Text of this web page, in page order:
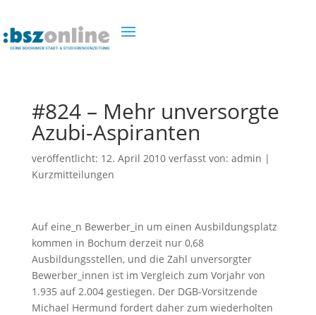
#824 – Mehr unversorgte
Azubi-Aspiranten
veröffentlicht: 12. April 2010verfasst von: admin |
Kurzmitteilungen
Auf eine_n Bewerber_in um einen Ausbildungsplatz
kommen in Bochum derzeit nur 0,68
Ausbildungsstellen, und die Zahl unversorgter
Bewerber_innen ist im Vergleich zum Vorjahr von
1.935 auf 2.004 gestiegen. Der DGB-Vorsitzende
Michael Hermund fordert daher zum wiederholten